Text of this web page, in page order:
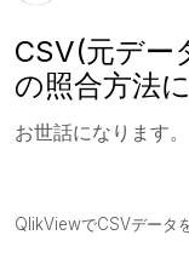
CSV(元デ
の照合方法
お世話になります。
QlikViewでCSVデータ